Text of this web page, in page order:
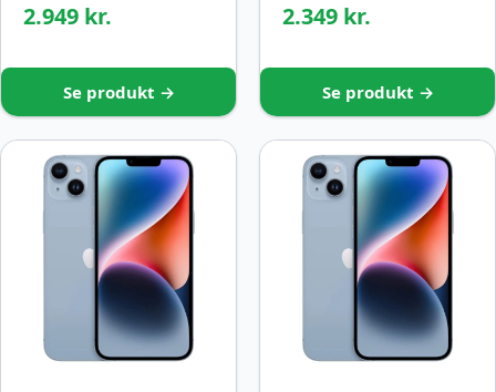
2.949 kr.
Se produkt →
2.349 kr.
Se produkt →